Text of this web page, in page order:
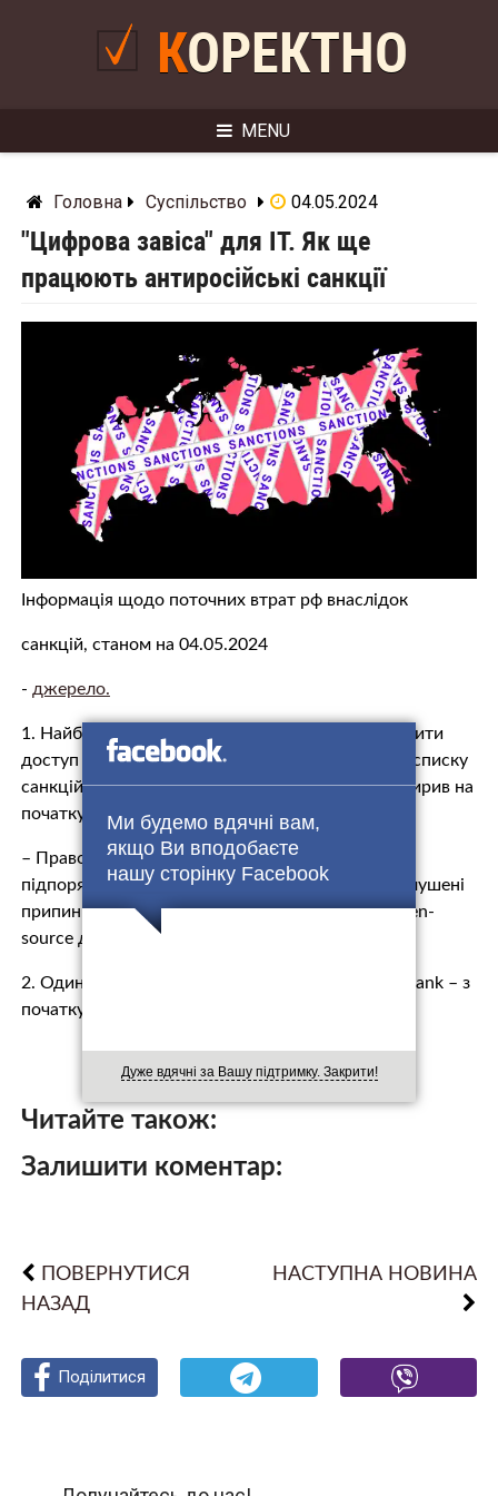
Ми будемо вдячні вам,
якщо Ви вподобаєте
нашу сторінку Facebook
Дуже вдячні за Вашу підтримку. Закрити!
КОРЕКТНО
MENU
Головна Суспільство 04.05.2024
"Цифрова завіса" для ІТ. Як ще
працюють антиросійські санкції
Інформація щодо поточних втрат рф внаслідок
санкцій, станом на 04.05.2024
- джерело.
1. Найбільші російські IT-компанії можуть втратити
доступ до відкритих кодів, після включення до списку
санкцій США, який американський мінфін розширив на
початку травня.
– Правовласники відкритого коду, якщо вони
підпорядковуються юрисдикції США, будуть змушені
припинити техобслуговування та оновлення open-
source для компаній під санкціями.
2. Один з найбільших банків Туреччини – DenizBank – з
початку 2024 року став частіше в…
Читайте також:
Залишити коментар:
ПОВЕРНУТИСЯ
НАЗАД
НАСТУПНА НОВИНА
Поділитися
Поділитися
Поділитися